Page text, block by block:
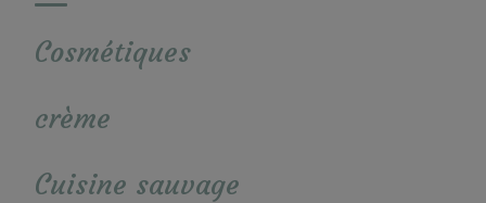
Cosmétiques
crème
Cuisine sauvage